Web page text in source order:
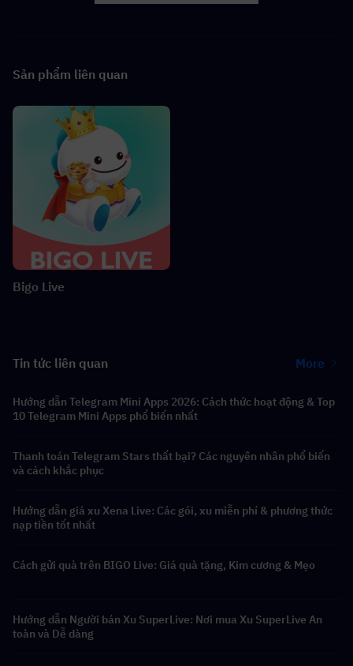
Sản phẩm liên quan
Bigo Live
Tin tức liên quan More
Hướng dẫn Telegram Mini Apps 2026: Cách thức hoạt động & Top
10 Telegram Mini Apps phổ biến nhất
Thanh toán Telegram Stars thất bại? Các nguyên nhân phổ biến
và cách khắc phục
Hướng dẫn giá xu Xena Live: Các gói, xu miễn phí & phương thức
nạp tiền tốt nhất
Cách gửi quà trên BIGO Live: Giá quà tặng, Kim cương & Mẹo
Hướng dẫn Người bán Xu SuperLive: Nơi mua Xu SuperLive An
toàn và Dễ dàng